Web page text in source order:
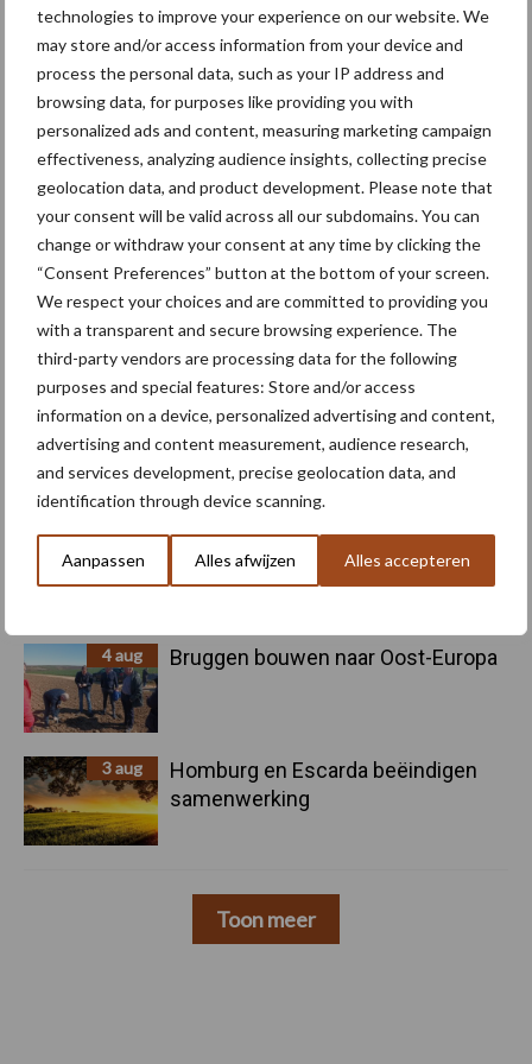
technologies to improve your experience on our website. We
may store and/or access information from your device and
process the personal data, such as your IP address and
browsing data, for purposes like providing you with
personalized ads and content, measuring marketing campaign
effectiveness, analyzing audience insights, collecting precise
geolocation data, and product development. Please note that
your consent will be valid across all our subdomains. You can
change or withdraw your consent at any time by clicking the
“Consent Preferences” button at the bottom of your screen.
We respect your choices and are committed to providing you
with a transparent and secure browsing experience. The
third-party vendors are processing data for the following
purposes and special features: Store and/or access
information on a device, personalized advertising and content,
advertising and content measurement, audience research,
and services development, precise geolocation data, and
identification through device scanning.
Aanpassen Alles afwijzen Alles accepteren
Primaire
Sidebar
Recent nieuws Partner nieuws
6 aug
"Hoge verwachtingen van schijven
Oogst biologische aardappelen in
5 aug
Nieuwe compacte gedragen
pootcombinatie van AVR
4 aug Bruggen bouwen naar Oost-Europa
3 aug
Homburg en Escarda beëindigen
samenwerking
Toon meer
Toon meer